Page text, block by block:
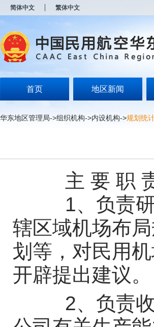
简体中文 繁体中文
首页 地区新闻
华东地区管理局->组织机构->内设机构->规划统
主 要 职
1、负责研
辖区域机场布
划等，对民用
开辟提出建议。
2、负责收
开
无
障
说
按
Alt
键